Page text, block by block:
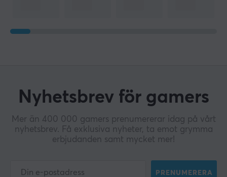
Nyhetsbrev för gamers
Mer än 400 000 gamers prenumererar idag på vårt
nyhetsbrev. Få exklusiva nyheter, ta emot grymma
erbjudanden samt mycket mer!
PRENUMERERA